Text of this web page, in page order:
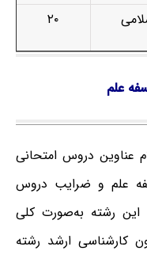
۲۰
علم
عناوین دروس امتحانی
علم و ضرایب دروس
این رشته به‌صورت کلی
کارشناسی ارشد رشته